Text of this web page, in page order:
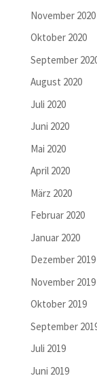
November 2020
Oktober 2020
September
August 2020
Juli 2020
Juni 2020
Mai 2020
April 2020
März 2020
Februar 2020
Januar 2020
Dezember 2019
November 2019
Oktober 2019
September
Juli 2019
Juni 2019